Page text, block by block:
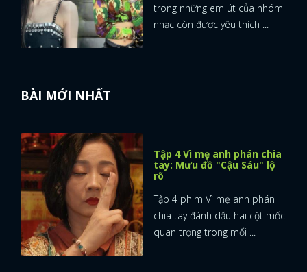
trong những em út của nhóm
nhạc còn được yêu thích ...
BÀI MỚI NHẤT
Tập 4 Vì mẹ anh phán chia
tay: Mưu đồ "Cậu Sáu" lộ
rõ
Tập 4 phim Vì mẹ anh phán
chia tay đánh dấu hai cột mốc
quan trọng trong mối ...